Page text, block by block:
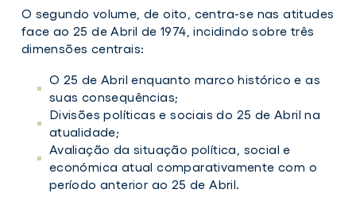
O segundo volume, de oito, centra-se nas atitudes
face ao 25 de Abril de 1974, incidindo sobre três
dimensões centrais:
O 25 de Abril enquanto marco histórico e as
suas consequências;
Divisões políticas e sociais do 25 de Abril na
atualidade;
Avaliação da situação política, social e
económica atual comparativamente com o
período anterior ao 25 de Abril.